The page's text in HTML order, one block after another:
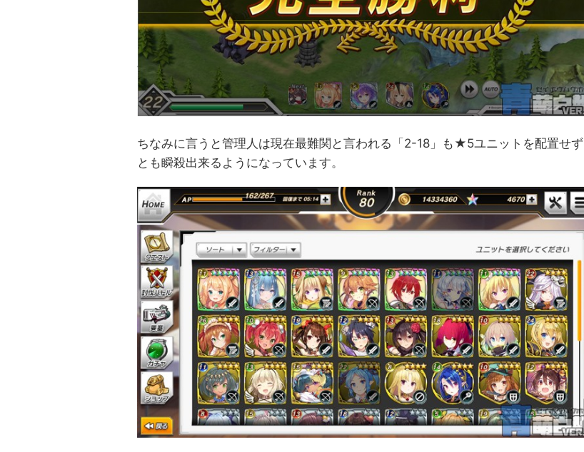
ちなみに言うと管理人は現在最難関と言われる「2-18」も★5ユニットを配置せず
とも瞬殺出来るようになっています。